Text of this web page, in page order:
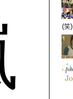
(笑